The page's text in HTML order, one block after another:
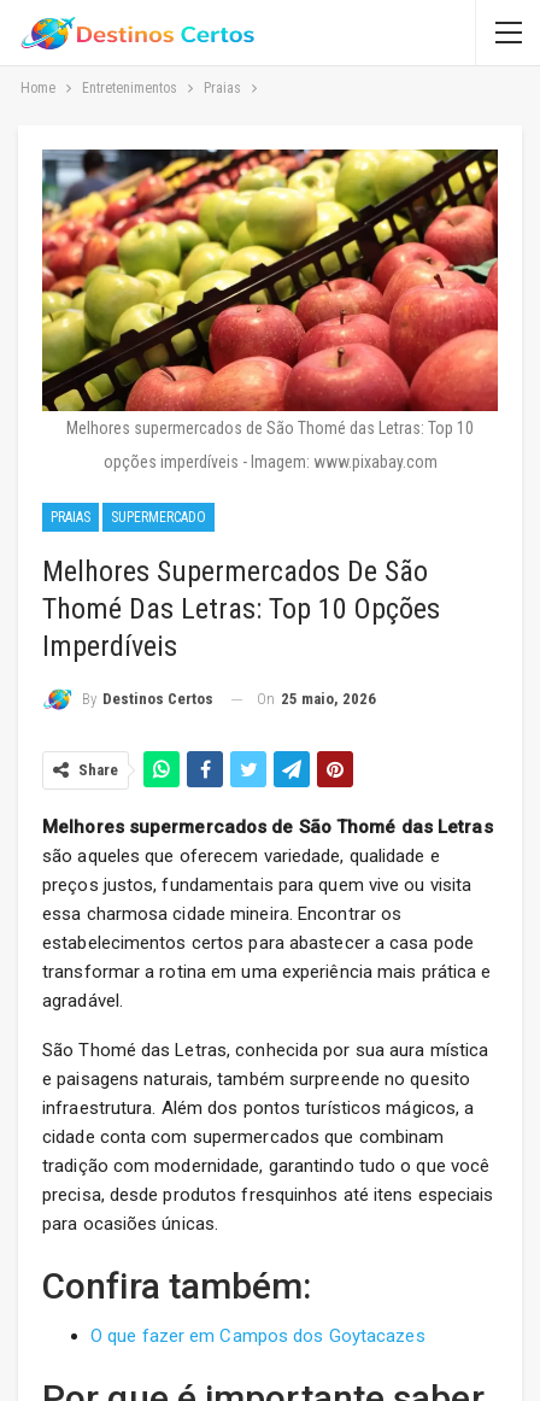
Home Entretenimentos Praias
Melhores supermercados de São Thomé das Letras: Top 10
opções imperdíveis - Imagem: www.pixabay.com
PRAIAS SUPERMERCADO
Melhores Supermercados De São
Thomé Das Letras: Top 10 Opções
Imperdíveis
By Destinos Certos On 25 maio, 2026
Share
Melhores supermercados de São Thomé das Letras
são aqueles que oferecem variedade, qualidade e
preços justos, fundamentais para quem vive ou visita
essa charmosa cidade mineira. Encontrar os
estabelecimentos certos para abastecer a casa pode
transformar a rotina em uma experiência mais prática e
agradável.
São Thomé das Letras, conhecida por sua aura mística
e paisagens naturais, também surpreende no quesito
infraestrutura. Além dos pontos turísticos mágicos, a
cidade conta com supermercados que combinam
tradição com modernidade, garantindo tudo o que você
precisa, desde produtos fresquinhos até itens especiais
para ocasiões únicas.
Confira também:
O que fazer em Campos dos Goytacazes